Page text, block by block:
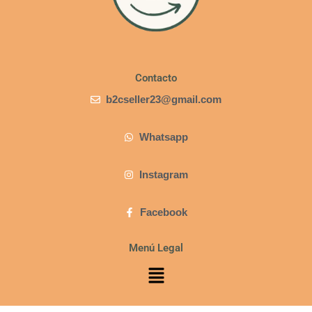
Contacto
b2cseller23@gmail.com
Whatsapp
Instagram
Facebook
Menú Legal
Menú